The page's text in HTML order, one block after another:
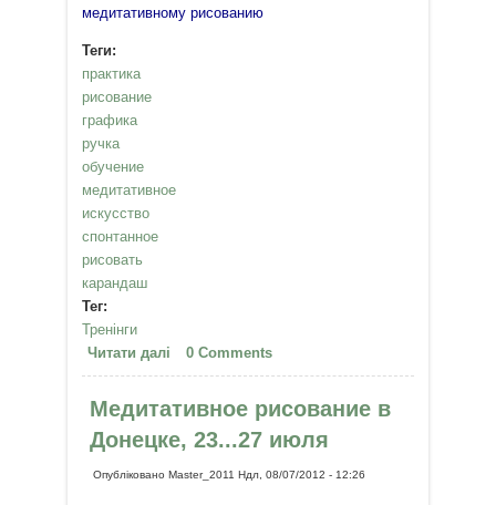
медитативному рисованию
Теги:
практика
рисование
графика
ручка
обучение
медитативное
искусство
спонтанное
рисовать
карандаш
Тег:
Тренінги
Читати далі про Медитативное рисование. 14
июля.
0 Comments
Медитативное рисование в
Донецке, 23...27 июля
ОпублікованоMaster_2011 Ндл, 08/07/2012 - 12:26